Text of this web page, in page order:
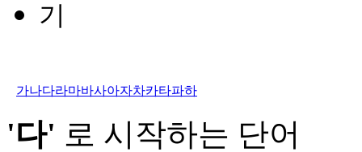
가나다라마바사아자차카타파하
'다' 로 시작하는 단어